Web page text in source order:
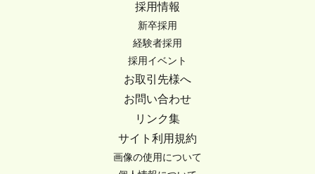
採用情報
新卒採用
経験者採用
採用イベント
お取引先様へ
お問い合わせ
リンク集
サイト利用規約
画像の使用について